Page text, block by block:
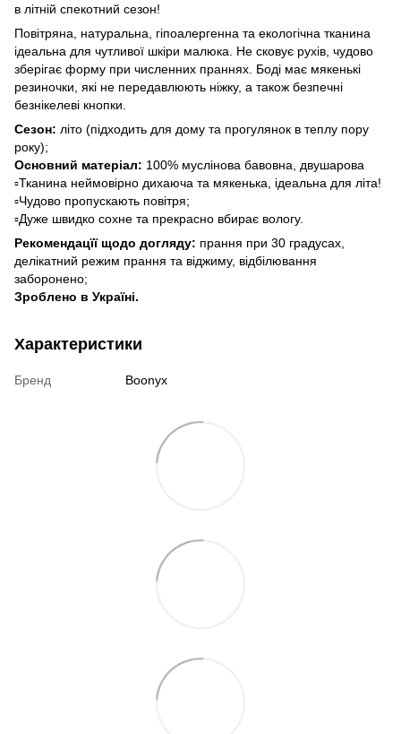
в літній спекотний сезон!
Повітряна, натуральна, гіпоалергенна та екологічна тканина
ідеальна для чутливої шкіри малюка. Не сковує рухів, чудово
зберігає форму при численних праннях. Боді має мякенькі
резиночки, які не передавлюють ніжку, а також безпечні
безнікелеві кнопки.
Сезон: літо (підходить для дому та прогулянок в теплу пору
року);
Основний матеріал: 100% муслінова бавовна, двушарова
▫️Тканина неймовірно дихаюча та мякенька, ідеальна для літа!
▫️Чудово пропускають повітря;
▫️Дуже швидко сохне та прекрасно вбирає вологу.
Рекомендацїї щодо догляду: прання при 30 градусах,
делікатний режим прання та віджиму, відбілювання
заборонено;
Зроблено в Україні.
Характеристики
Бренд Boonyx